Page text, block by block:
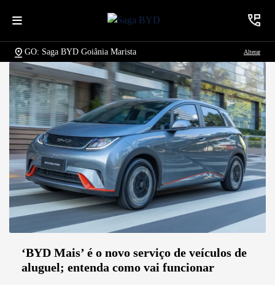
GO: Saga BYD Goiânia Marista Alterar
‘BYD Mais’ é o novo serviço de veículos de
aluguel; entenda como vai funcionar